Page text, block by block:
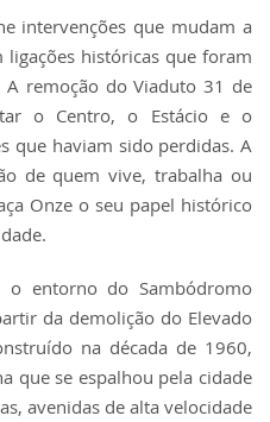
intervenções que mudam a
ligações históricas que foram
remoção do Viaduto 31 de
o Centro, o Estácio e o
que haviam sido perdidas. A
de quem vive, trabalha ou
Onze o seu papel histórico
entorno do Sambódromo
da demolição do Elevado
na década de 1960,
que se espalhou pela cidade
avenidas de alta velocidade